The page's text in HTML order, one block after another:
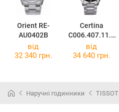
Orient RE-
AU0402B
Certina
C006.407.11.0
51.00
від
32 340 грн.
від
34 640 грн.
Наручні годинники TISSOT